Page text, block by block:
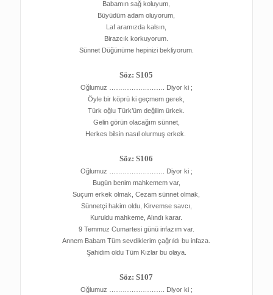
Babamın sağ koluyum,
Büyüdüm adam oluyorum,
Laf aramızda kalsın,
Birazcık korkuyorum.
Sünnet Düğünüme hepinizi bekliyorum.
Söz: S105
Oğlumuz ……………………. Diyor ki ;
Öyle bir köprü ki geçmem gerek,
Türk oğlu Türk’üm değilim ürkek.
Gelin görün olacağım sünnet,
Herkes bilsin nasıl olurmuş erkek.
Söz: S106
Oğlumuz ……………………. Diyor ki ;
Bugün benim mahkemem var,
Suçum erkek olmak, Cezam sünnet olmak,
Sünnetçi hakim oldu, Kirvemse savcı,
Kuruldu mahkeme, Alındı karar.
9 Temmuz Cumartesi günü infazım var.
Annem Babam Tüm sevdiklerim çağrıldı bu infaza.
Şahidim oldu Tüm Kızlar bu olaya.
Söz: S107
Oğlumuz ……………………. Diyor ki ;